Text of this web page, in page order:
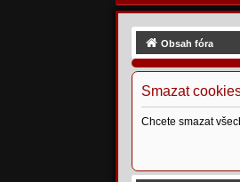
Obsah fóra
Smazat
Chcete smazat